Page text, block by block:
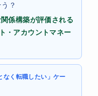
？
係構築が評価される
・アカウントマネー
なく転職したい」ケー